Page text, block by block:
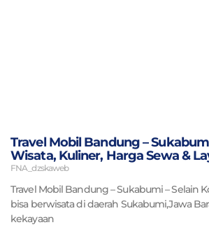
Travel Mobil Bandung –
Wisata, Kuliner, Harga Sewa &
FNA_dzskaweb
Travel Mobil Bandung – Sukabumi – Selain
bisa berwisata di daerah Sukabumi,Jawa
kekayaan